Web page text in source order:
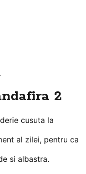
2
cusuta la
al zilei, pentru ca
si albastra.